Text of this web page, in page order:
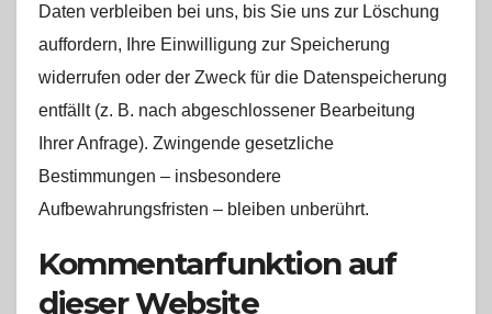
Daten verbleiben bei uns, bis Sie uns zur Löschung
auffordern, Ihre Einwilligung zur Speicherung
widerrufen oder der Zweck für die Datenspeicherung
entfällt (z. B. nach abgeschlossener Bearbeitung
Ihrer Anfrage). Zwingende gesetzliche
Bestimmungen – insbesondere
Aufbewahrungsfristen – bleiben unberührt.
Kommentar­funktion auf
dieser Website